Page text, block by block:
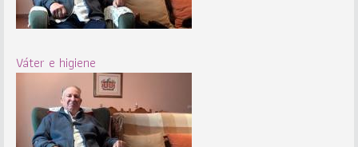
Váter e higiene